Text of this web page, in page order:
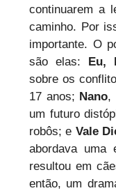
continuarem a
caminho. Por
importante. O
são elas: Eu,
sobre os
17 anos; Nano,
um futuro
robôs; e Vale
abordava uma
resultou em
então, um